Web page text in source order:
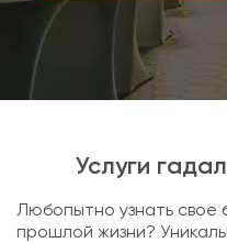
Услуги
Любопытно узнать свое
прошлой жизни?